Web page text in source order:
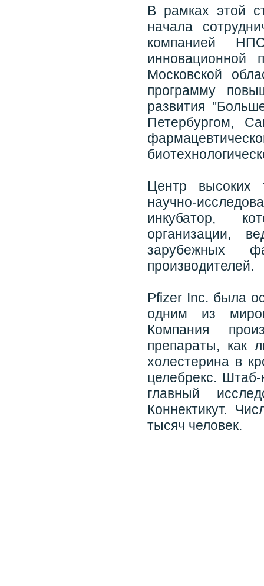
В рамках этой
начала
компанией
инновационной
Московской
программу
развития
Петербургом,
Центр высоких
научно-
инкубатор,
организации,
зарубежных
производителей.
Pfizer Inc. была
одним из
Компания
препараты, как
холестерина в
целебрекс.
главный
Коннектикут.
тысяч человек.